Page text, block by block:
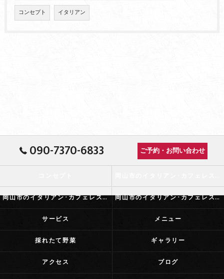
コンセプト イタリアン
090-7370-6833 ご予約・お問い合わせ
岡山市のイタリアン･カフェレストランふらっとの評判 岡山市のイタリアン･カフェレストランふらっとのお客様の声
サービス メニュー
採れたて野菜 ギャラリー
アクセス ブログ